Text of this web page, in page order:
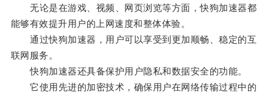
无论是在游戏、视频、网页浏览等方面，快狗加速器都
能够有效提升用户的上网速度和整体体验。
通过快狗加速器，用户可以享受到更加顺畅、稳定的互
联网服务。
快狗加速器还具备保护用户隐私和数据安全的功能。
它使用先进的加密技术，确保用户在网络传输过程中的